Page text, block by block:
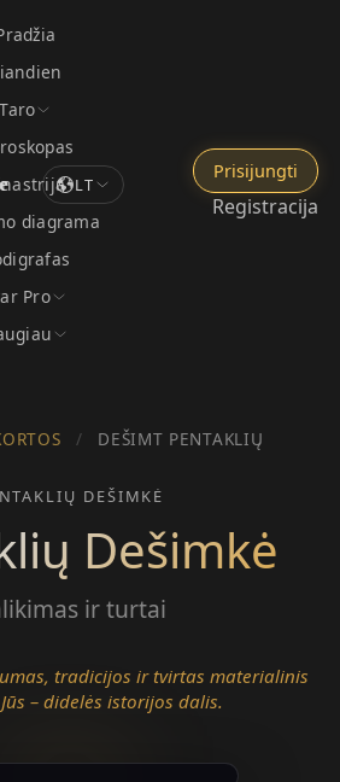
Taro
diagrama
Pro
LT
Prisijungti
Registracija
/ DEŠIMT PENTAKLIŲ
DEŠIMKĖ
Dešimkė
ir turtai
tradicijos ir tvirtas materialinis
– didelės istorijos dalis.